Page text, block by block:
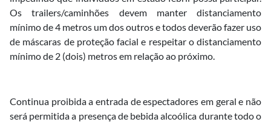
Os trailers/caminhões devem manter distanciamento
mínimo de 4 metros um dos outros e todos deverão fazer uso
de máscaras de proteção facial e respeitar o distanciamento
mínimo de 2 (dois) metros em relação ao próximo.
Continua proibida a entrada de espectadores em geral e não
será permitida a presença de bebida alcoólica durante todo o